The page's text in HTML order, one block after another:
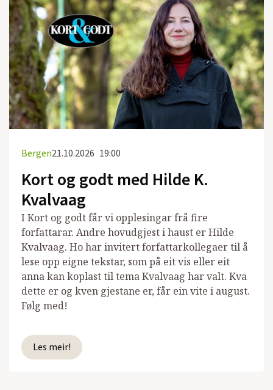
Bergen21.10.2026 19:00
Kort og godt med Hilde K.
Kvalvaag
I Kort og godt får vi opplesingar frå fire
forfattarar. Andre hovudgjest i haust er Hilde
Kvalvaag. Ho har invitert forfattarkollegaer til å
lese opp eigne tekstar, som på eit vis eller eit
anna kan koplast til tema Kvalvaag har valt. Kva
dette er og kven gjestane er, får ein vite i august.
Følg med!
Les meir!